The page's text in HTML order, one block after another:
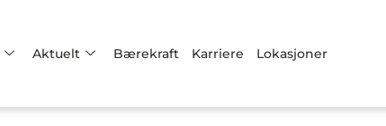
Aktuelt Bærekraft Karriere Lokasjoner